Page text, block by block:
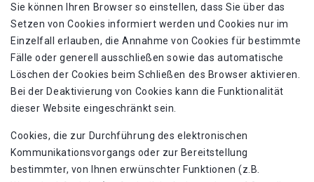
Sie können Ihren Browser so einstellen, dass Sie über das
Setzen von Cookies informiert werden und Cookies nur im
Einzelfall erlauben, die Annahme von Cookies für bestimmte
Fälle oder generell ausschließen sowie das automatische
Löschen der Cookies beim Schließen des Browser aktivieren.
Bei der Deaktivierung von Cookies kann die Funktionalität
dieser Website eingeschränkt sein.
Cookies, die zur Durchführung des elektronischen
Kommunikationsvorgangs oder zur Bereitstellung
bestimmter, von Ihnen erwünschter Funktionen (z.B.